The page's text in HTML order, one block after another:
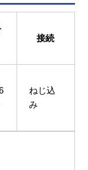
接続
ねじ込
み